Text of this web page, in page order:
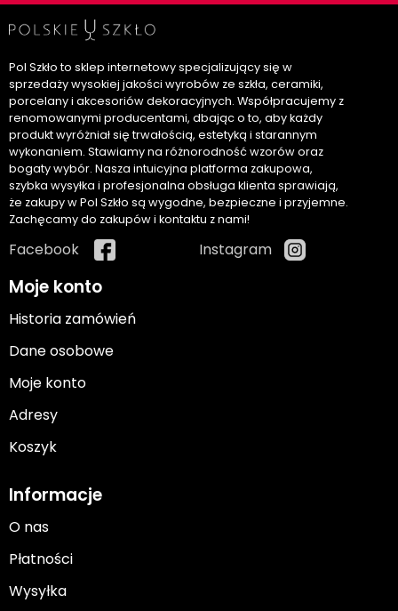
Pol Szkło to sklep internetowy specjalizujący się w
sprzedaży wysokiej jakości wyrobów ze szkła, ceramiki,
porcelany i akcesoriów dekoracyjnych. Współpracujemy z
renomowanymi producentami, dbając o to, aby każdy
produkt wyróżniał się trwałością, estetyką i starannym
wykonaniem. Stawiamy na różnorodność wzorów oraz
bogaty wybór. Nasza intuicyjna platforma zakupowa,
szybka wysyłka i profesjonalna obsługa klienta sprawiają,
że zakupy w Pol Szkło są wygodne, bezpieczne i przyjemne.
Zachęcamy do zakupów i kontaktu z nami!
Facebook Instagram
Moje konto
Historia zamówień
Dane osobowe
Moje konto
Adresy
Koszyk
Informacje
O nas
Płatności
Wysyłka